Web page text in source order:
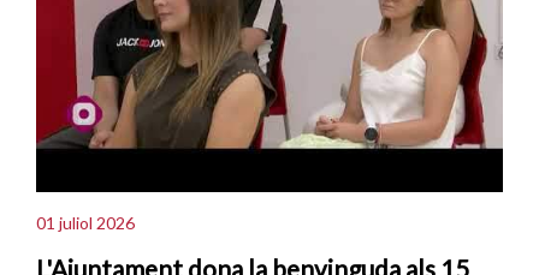
01 juliol 2026
L'Ajuntament dona la benvinguda als 15